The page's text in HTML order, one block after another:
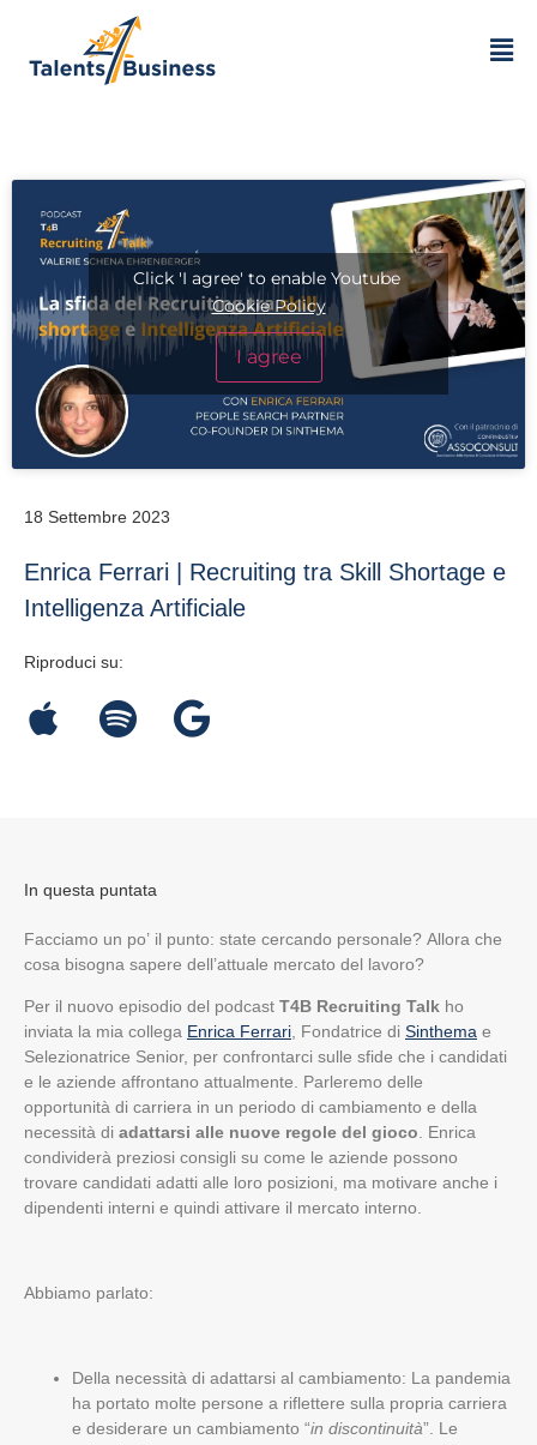
Click 'I agree' to enable Youtube
Cookie Policy
I agree
18 Settembre 2023
Enrica Ferrari | Recruiting tra Skill Shortage e
Intelligenza Artificiale
Riproduci su:
In questa puntata
Facciamo un po’ il punto: state cercando personale? Allora che
cosa bisogna sapere dell’attuale mercato del lavoro?
Per il nuovo episodio del podcast T4B Recruiting Talk ho
inviata la mia collega Enrica Ferrari , Fondatrice di Sinthema e
Selezionatrice Senior, per confrontarci sulle sfide che i candidati
e le aziende affrontano attualmente. Parleremo delle
opportunità di carriera in un periodo di cambiamento e della
necessità di adattarsi alle nuove regole del gioco . Enrica
condividerà preziosi consigli su come le aziende possono
trovare candidati adatti alle loro posizioni, ma motivare anche i
dipendenti interni e quindi attivare il mercato interno.
Abbiamo parlato:
Della necessità di adattarsi al cambiamento: La pandemia
ha portato molte persone a riflettere sulla propria carriera
e desiderare un cambiamento “in discontinuità”. Le